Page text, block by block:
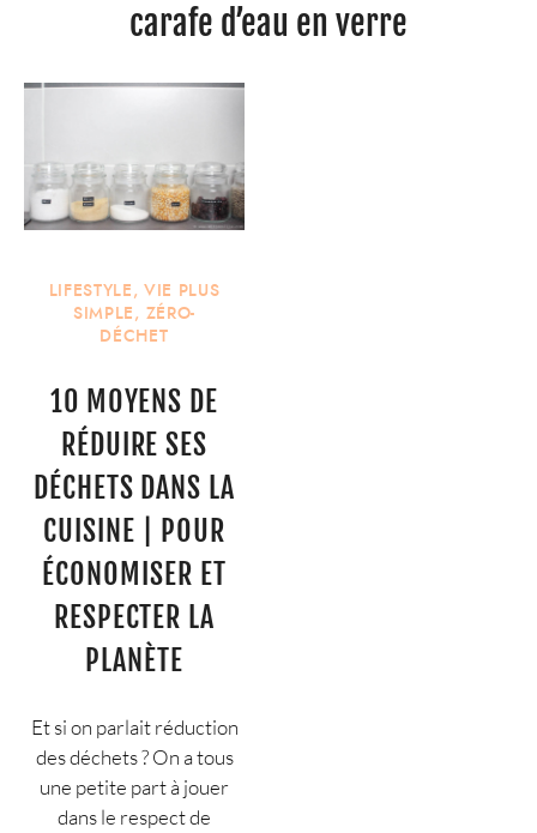
carafe d’eau en verre
LIFESTYLE,VIE PLUS
SIMPLE, ZÉRO-
DÉCHET
10 MOYENS DE
RÉDUIRE SES
DÉCHETS DANS LA
CUISINE | POUR
ÉCONOMISER ET
RESPECTER LA
PLANÈTE
Et si on parlait réduction
des déchets ? On a tous
une petite part à jouer
dans le respect de